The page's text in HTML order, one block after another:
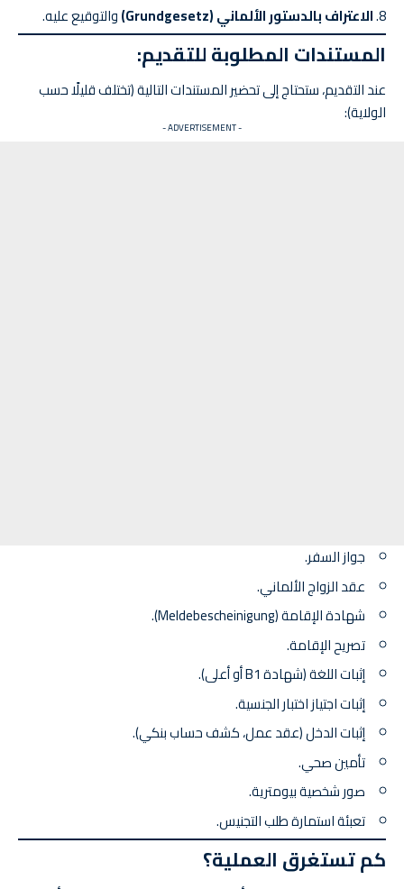
الاعتراف بالدستور الألماني (Grundgesetz)
والتوقيع عليه.
المستندات المطلوبة للتقديم:
عند التقديم، ستحتاج إلى تحضير المستندات التالية (تختلف قليلًا حسب
الولاية):
- ADVERTISEMENT -
جواز السفر.
عقد الزواج الألماني.
شهادة الإقامة (Meldebescheinigung).
تصريح الإقامة.
إثبات اللغة (شهادة B1 أو أعلى).
إثبات اجتياز اختبار الجنسية.
إثبات الدخل (عقد عمل، كشف حساب بنكي).
تأمين صحي.
صور شخصية بيومترية.
تعبئة استمارة طلب التجنيس.
كم تستغرق العملية؟